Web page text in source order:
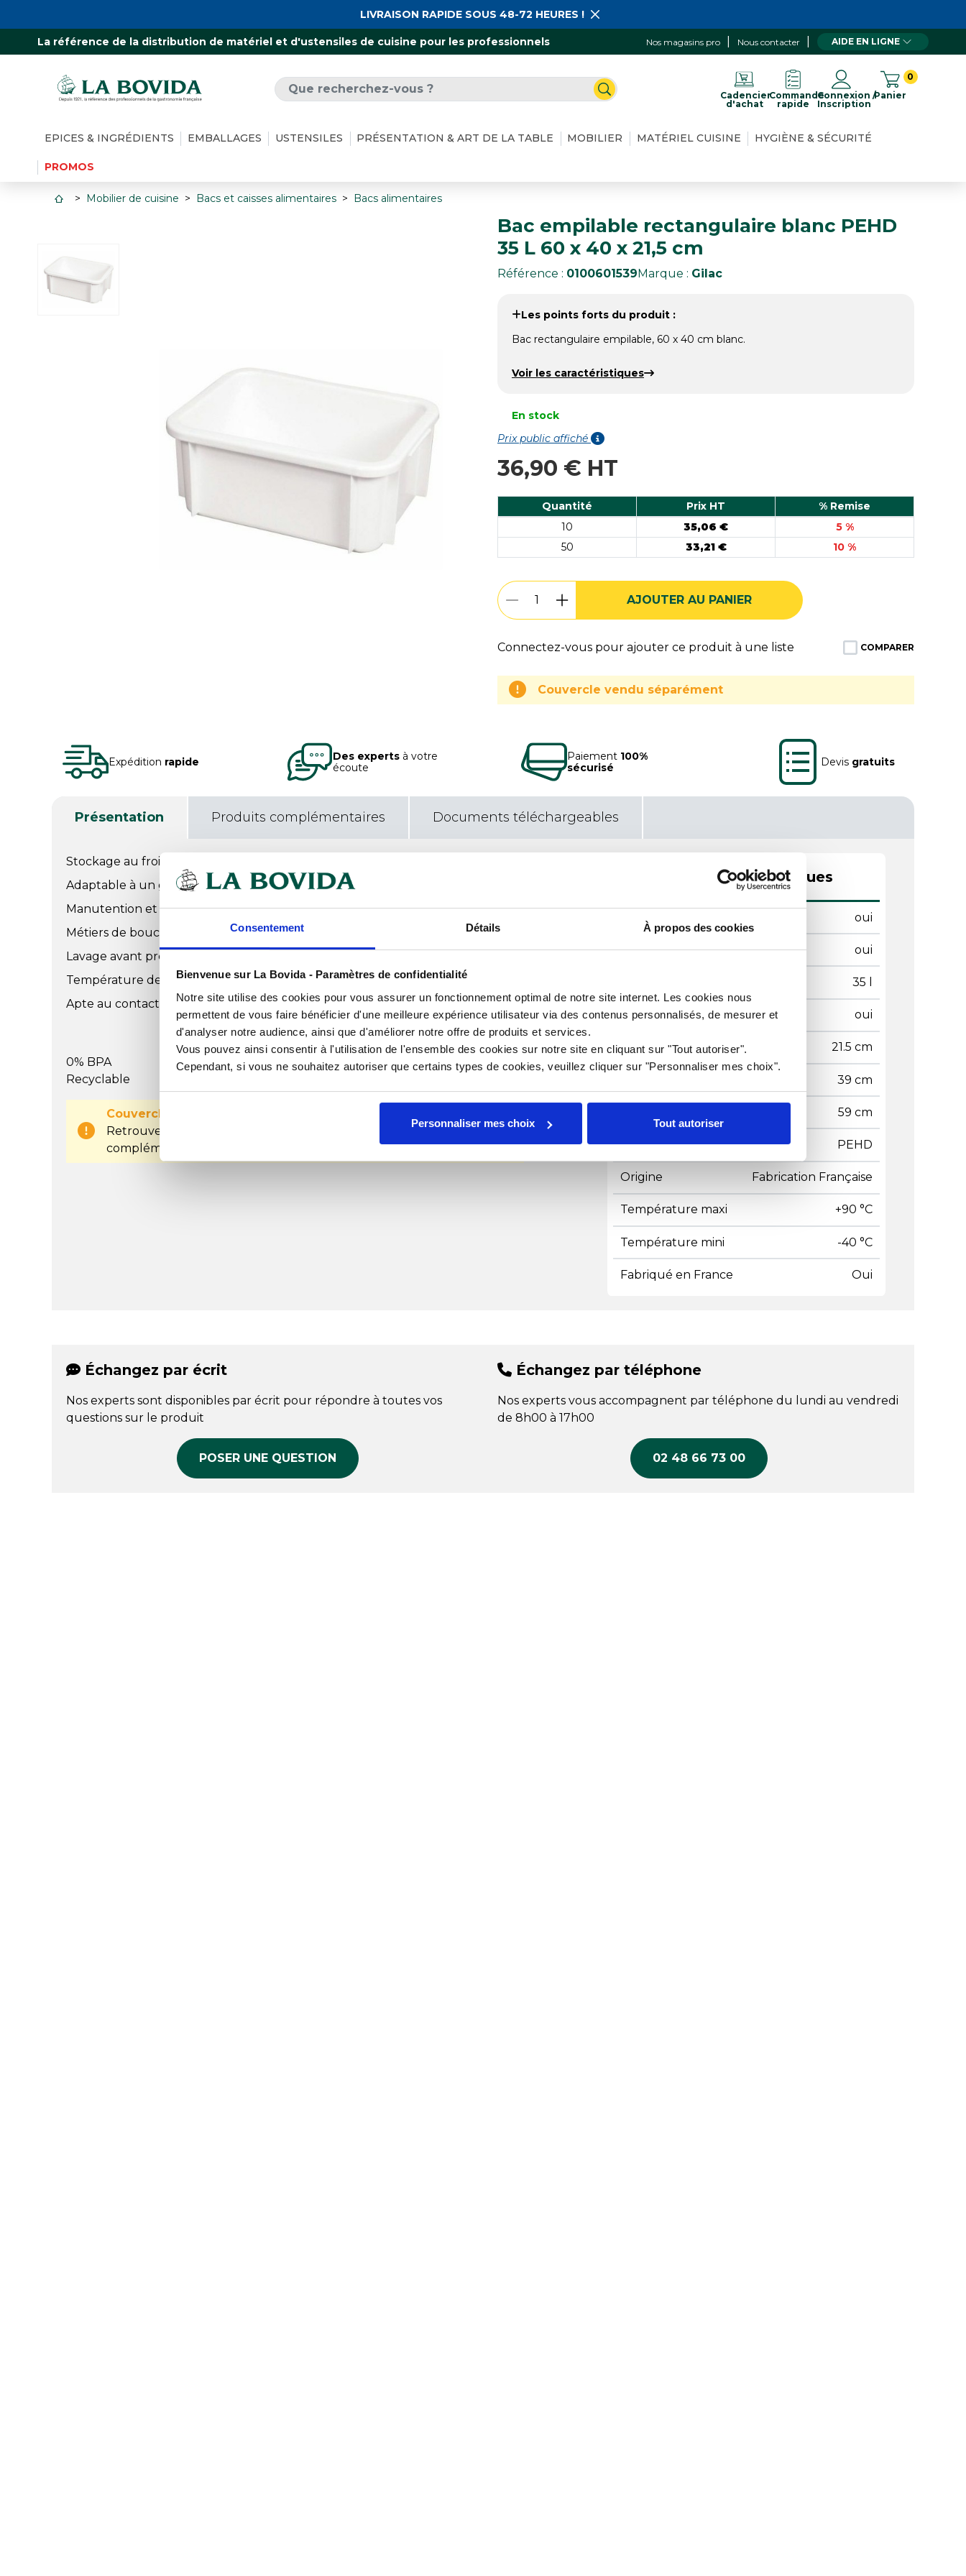
Consentement Détails À propos des cookies
Bienvenue sur La Bovida - Paramètres de confidentialité
Notre site utilise des cookies pour vous assurer un fonctionnement optimal de notre site internet. Les cookies nous
permettent de vous faire bénéficier d'une meilleure expérience utilisateur via des contenus personnalisés, de mesurer et
d'analyser notre audience, ainsi que d'améliorer notre offre de produits et services.
Vous pouvez ainsi consentir à l'utilisation de l'ensemble des cookies sur notre site en cliquant sur "Tout autoriser".
Cependant, si vous ne souhaitez autoriser que certains types de cookies, veuillez cliquer sur "Personnaliser mes choix".
Personnaliser mes choix Tout autoriser
La référence de la distribution de matériel et d'ustensiles de cuisine pour les professionnels Nos magasins pro Nous contacter AIDE EN LIGNE
Cadencier
d'achat
Commande
rapide
Connexion /
Inscription
Panier
0
EPICES & INGRÉDIENTS EMBALLAGES USTENSILES PRÉSENTATION & ART DE LA TABLE MOBILIER MATÉRIEL CUISINE HYGIÈNE & SÉCURITÉ
PROMOS
LIVRAISON RAPIDE SOUS 48-72 HEURES !
Mobilier de cuisine Bacs et caisses alimentaires Bacs alimentaires
Bac empilable rectangulaire blanc PEHD
35 L 60 x 40 x 21,5 cm
Référence : 0100601539Marque : Gilac
Les points forts du produit :
Bac rectangulaire empilable, 60 x 40 cm blanc.
Voir les caractéristiques
En stock
Prix public affiché
36,90 € HT
Quantité Prix HT
% Remise
10
35,06 €
5 %
50
33,21 € 10 %
AJOUTER AU PANIER
Connectez-vous pour ajouter ce produit à une liste COMPARER
Couvercle vendu séparément
Expédition rapide Des expertsà votre
écoute
Paiement 100%
sécurisé
Devis gratuits
Présentation Produits complémentaires Documents téléchargeables
Stockage au froid positif ou négatif.
Adaptable à un grand nombre d'utilisations, facile à nettoyer.
Manutention et stockage.
Métiers de bouche, CHR, collectivités.
Lavage avant première utilisation.
Température de -40°C à +90°C
Apte au contact alimentaire - Norme européenne.
0% BPA
Recyclable
Couvercle vendu séparément
Retrouvez le couvercle vendu séparément dans l'onglet produits
complémentaires
Caractéristiques techniques
oui
Contact alimentaire oui
35 l
Empilable oui
Hauteur 21.5 cm
39 cm
59 cm
Matière PEHD
Origine Fabrication Française
Température maxi +90 °C
Température mini -40 °C
Fabriqué en France Oui
Échangez par écrit
Nos experts sont disponibles par écrit pour répondre à toutes vos
questions sur le produit
POSER UNE QUESTION
Échangez par téléphone
Nos experts vous accompagnent par téléphone du lundi au vendredi
de 8h00 à 17h00
02 48 66 73 00